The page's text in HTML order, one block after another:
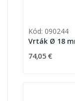
Kód: 090244
Vrták Ø 18
74,05 €